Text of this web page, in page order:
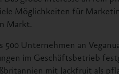
Möglichkeiten für
Markt.
500 Unternehmen an
im Geschäftsbetrieb
mit Jackfruit als